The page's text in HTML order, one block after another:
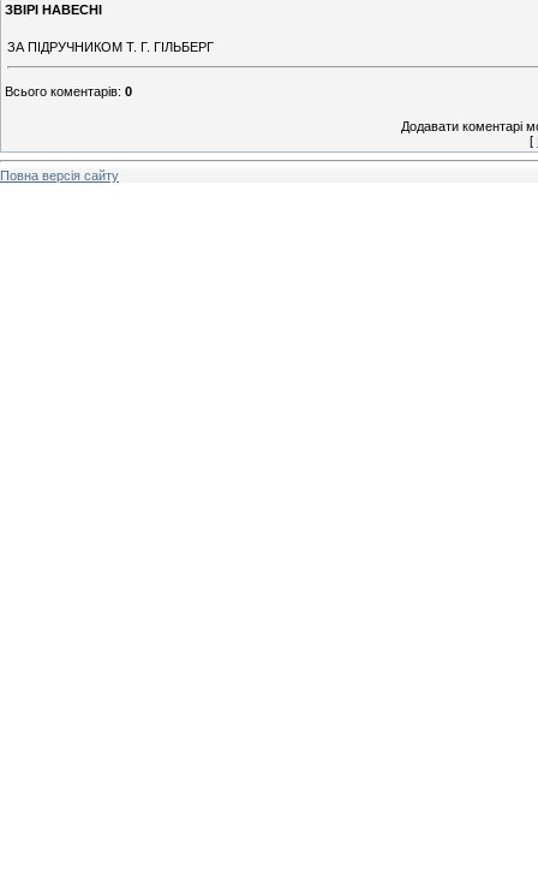
ЗВІРІ НАВЕСНІ
ЗА ПІДРУЧНИКОМ Т. Г. ГІЛЬБЕРГ
Всього коментарів: 0
Додавати коментарі
[
Повна версія сайту